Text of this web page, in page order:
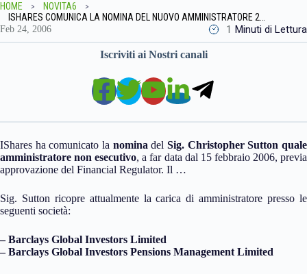
HOME
NOVITA6
Feb 24, 2006 1 Minuti di Lettura
Iscriviti ai Nostri canali
IShares ha comunicato la nomina delSig. Christopher Sutton quale
amministratore non esecutivo, a far data dal 15 febbraio 2006, previa
approvazione del Financial Regulator. Il …
Sig. Sutton ricopre attualmente la carica di amministratore presso le
seguenti società:
– Barclays Global Investors Limited
– Barclays Global Investors Pensions Management Limited